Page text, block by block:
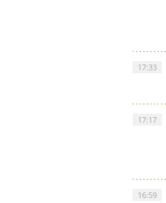
17:33
17:17
16:59